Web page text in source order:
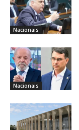
Nacionais
Nacionais